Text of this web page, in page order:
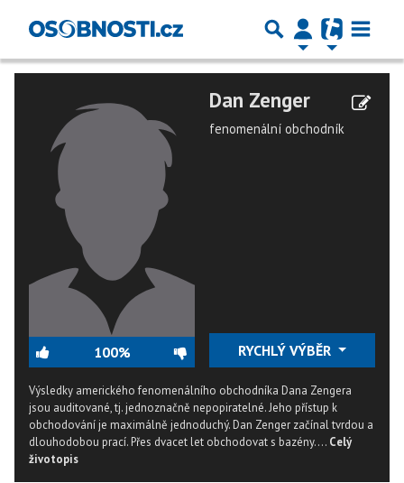
100%
Dan Zenger
fenomenální obchodník
RYCHLÝ VÝBĚR
Výsledky amerického fenomenálního obchodníka Dana Zengera
jsou auditované, tj. jednoznačně nepopiratelné. Jeho přístup k
obchodování je maximálně jednoduchý. Dan Zenger začínal tvrdou a
dlouhodobou prací. Přes dvacet let obchodovat s bazény.... Celý
životopis